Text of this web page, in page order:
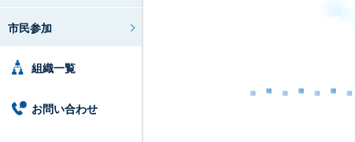
市民参加
組織一覧
お問い合わせ